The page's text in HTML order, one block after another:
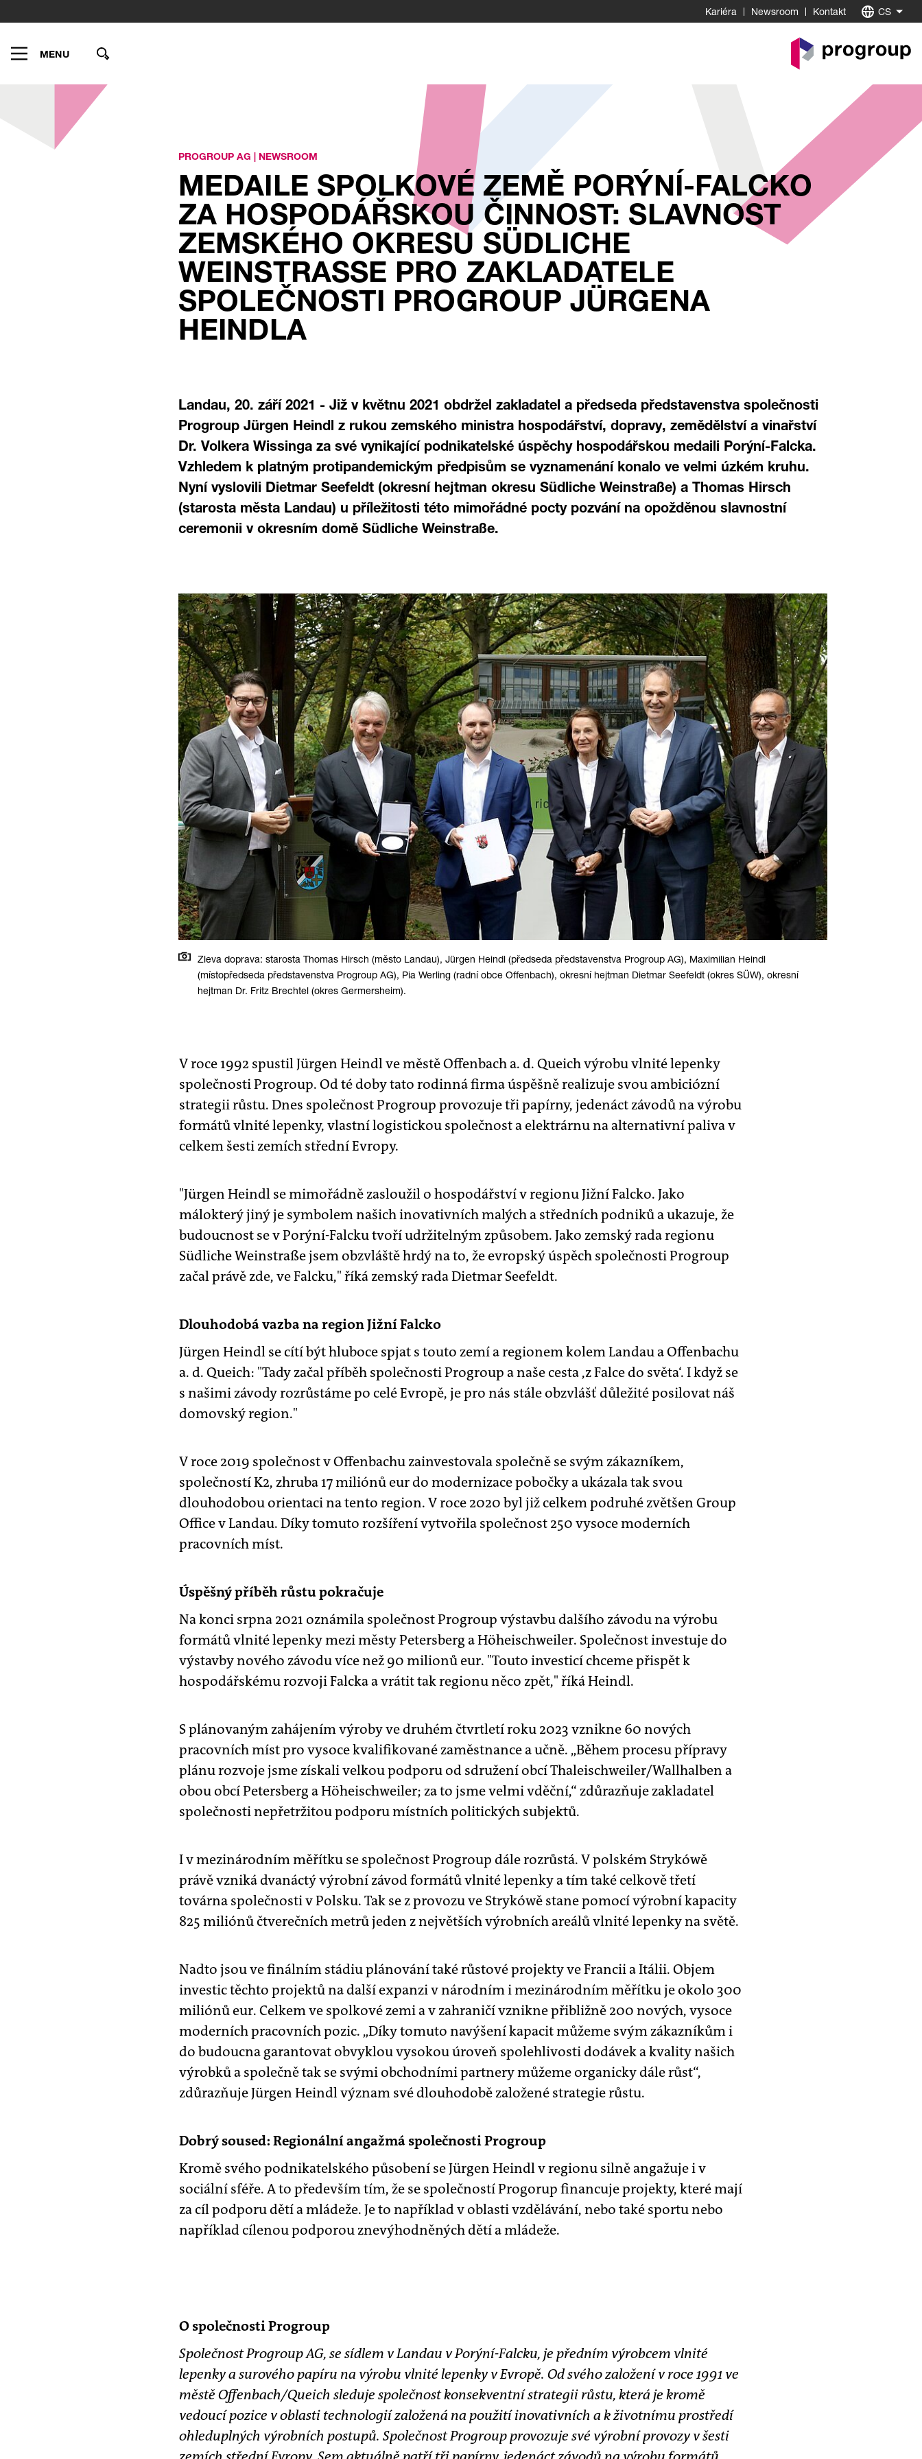
Kariéra Newsroom Kontakt CS
MENU
startovní
stránce
PROGROUP AG | NEWSROOM
MEDAILE SPOLKOVÉ ZEMĚ PORÝNÍ-FALCKO
ZA HOSPODÁŘSKOU ČINNOST: SLAVNOST
ZEMSKÉHO OKRESU SÜDLICHE
WEINSTRASSE PRO ZAKLADATELE S
POLEČNOSTI PROGROUP JÜRGENA H
EINDLA
Landau, 20. září 2021 - Již v květnu 2021 obdržel zakladatel a předseda představenstva společnosti
Progroup Jürgen Heindl z rukou zemského ministra hospodářství, dopravy, zemědělství a vinařství
Dr. Volkera Wissinga za své vynikající podnikatelské úspěchy hospodářskou medaili Porýní-Falcka.
Vzhledem k platným protipandemickým předpisům se vyznamenání konalo ve velmi úzkém kruhu.
Nyní vyslovili Dietmar Seefeldt (okresní hejtman okresu Südliche Weinstraße) a Thomas Hirsch
(starosta města Landau) u příležitosti této mimořádné pocty pozvání na opožděnou slavnostní
ceremonii v okresním domě Südliche Weinstraße.
Zleva doprava: starosta Thomas Hirsch (město Landau), Jürgen Heindl (předseda představenstva Progroup AG), Maximilian Heindl
(místopředseda představenstva Progroup AG), Pia Werling (radní obce Offenbach), okresní hejtman Dietmar Seefeldt (okres SÜW), okresní
hejtman Dr. Fritz Brechtel (okres Germersheim).
V roce 1992 spustil Jürgen Heindl ve městě Offenbach a. d. Queich výrobu vlnité lepenky
společnosti Progroup. Od té doby tato rodinná firma úspěšně realizuje svou ambiciózní
strategii růstu. Dnes společnost Progroup provozuje tři papírny, jedenáct závodů na výrobu
formátů vlnité lepenky, vlastní logistickou společnost a elektrárnu na alternativní paliva v
celkem šesti zemích střední Evropy.
"Jürgen Heindl se mimořádně zasloužil o hospodářství v regionu Jižní Falcko. Jako
málokterý jiný je symbolem našich inovativních malých a středních podniků a ukazuje, že
budoucnost se v Porýní-Falcku tvoří udržitelným způsobem. Jako zemský rada regionu
Südliche Weinstraße jsem obzvláště hrdý na to, že evropský úspěch společnosti Progroup
začal právě zde, ve Falcku," říká zemský rada Dietmar Seefeldt.
Dlouhodobá vazba na region Jižní Falcko
Jürgen Heindl se cítí být hluboce spjat s touto zemí a regionem kolem Landau a Offenbachu
a. d. Queich: "Tady začal příběh společnosti Progroup a naše cesta ‚z Falce do světa‘. I když se
s našimi závody rozrůstáme po celé Evropě, je pro nás stále obzvlášť důležité posilovat náš
domovský region."
V roce 2019 společnost v Offenbachu zainvestovala společně se svým zákazníkem,
společností K2, zhruba 17 miliónů eur do modernizace pobočky a ukázala tak svou
dlouhodobou orientaci na tento region. V roce 2020 byl již celkem podruhé zvětšen Group
Office v Landau. Díky tomuto rozšíření vytvořila společnost 250 vysoce moderních
pracovních míst.
Úspěšný příběh růstu pokračuje
Na konci srpna 2021 oznámila společnost Progroup výstavbu dalšího závodu na výrobu
formátů vlnité lepenky mezi městy Petersberg a Höheischweiler. Společnost investuje do
výstavby nového závodu více než 90 milionů eur. "Touto investicí chceme přispět k
hospodářskému rozvoji Falcka a vrátit tak regionu něco zpět," říká Heindl.
S plánovaným zahájením výroby ve druhém čtvrtletí roku 2023 vznikne 60 nových
pracovních míst pro vysoce kvalifikované zaměstnance a učně. „Během procesu přípravy
plánu rozvoje jsme získali velkou podporu od sdružení obcí Thaleischweiler/Wallhalben a
obou obcí Petersberg a Höheischweiler; za to jsme velmi vděční,“ zdůrazňuje zakladatel
společnosti nepřetržitou podporu místních politických subjektů.
I v mezinárodním měřítku se společnost Progroup dále rozrůstá. V polském Strykówě
právě vzniká dvanáctý výrobní závod formátů vlnité lepenky a tím také celkově třetí
továrna společnosti v Polsku. Tak se z provozu ve Strykówě stane pomocí výrobní kapacity
825 miliónů čtverečních metrů jeden z největších výrobních areálů vlnité lepenky na světě.
Nadto jsou ve finálním stádiu plánování také růstové projekty ve Francii a Itálii. Objem
investic těchto projektů na další expanzi v národním i mezinárodním měřítku je okolo 300
miliónů eur. Celkem ve spolkové zemi a v zahraničí vznikne přibližně 200 nových, vysoce
moderních pracovních pozic. „Díky tomuto navýšení kapacit můžeme svým zákazníkům i
do budoucna garantovat obvyklou vysokou úroveň spolehlivosti dodávek a kvality našich
výrobků a společně tak se svými obchodními partnery můžeme organicky dále růst“,
zdůrazňuje Jürgen Heindl význam své dlouhodobě založené strategie růstu.
Dobrý soused: Regionální angažmá společnosti Progroup
Kromě svého podnikatelského působení se Jürgen Heindl v regionu silně angažuje i v
sociální sféře. A to především tím, že se společností Progorup financuje projekty, které mají
za cíl podporu dětí a mládeže. Je to například v oblasti vzdělávání, nebo také sportu nebo
například cílenou podporou znevýhodněných dětí a mládeže.
O společnosti Progroup
Společnost Progroup AG, se sídlem v Landau v Porýní-Falcku, je předním výrobcem vlnité
lepenky a surového papíru na výrobu vlnité lepenky v Evropě. Od svého založení v roce 1991 ve
městě Offenbach/Queich sleduje společnost konsekventní strategii růstu, která je kromě
vedoucí pozice v oblasti technologií založená na použití inovativních a k životnímu prostředí
ohleduplných výrobních postupů. Společnost Progroup provozuje své výrobní provozy v šesti